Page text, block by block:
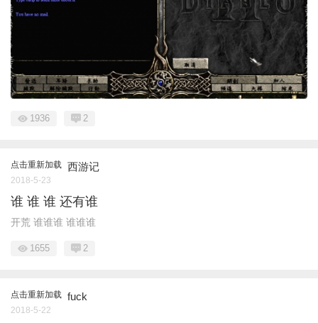
1936 2
点击重新加载 西游记
2018-5-23
谁 谁 谁 还有谁
开荒 谁谁谁 谁谁谁
1655 2
点击重新加载 fuck
2018-5-22